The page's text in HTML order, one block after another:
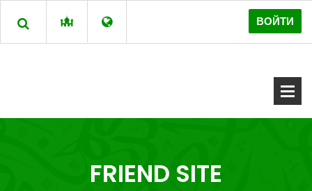
ВОЙТИ
FRIEND SITE